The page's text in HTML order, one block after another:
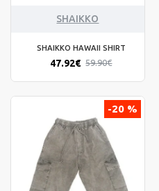
SHAIKKO
SHAIKKO HAWAII SHIRT
47.92€ 59.90€
-20 %